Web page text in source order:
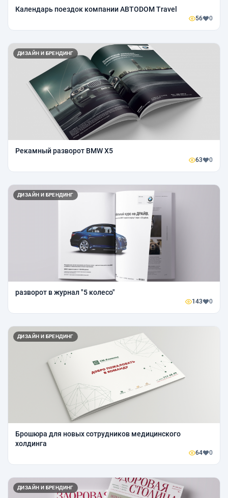
Календарь поездок компании ABTODOM Travel
56 0
ДИЗАЙН И БРЕНДИНГ
Рекамный разворот BMW X5
63 0
ДИЗАЙН И БРЕНДИНГ
разворот в журнал "5 колесо"
143 0
ДИЗАЙН И БРЕНДИНГ
Брошюра для новых сотрудников медицинского
холдинга
64 0
ДИЗАЙН И БРЕНДИНГ